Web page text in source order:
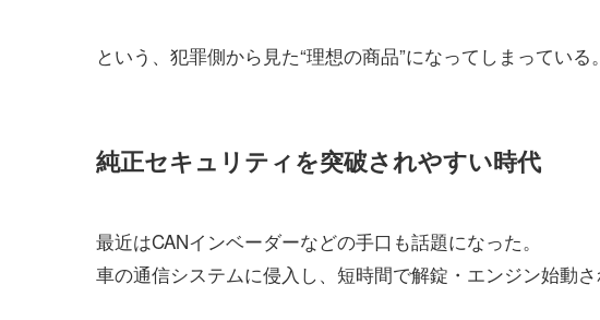
という、犯罪側から見た“理想の商品”になってしまっている。
純正セキュリティを突破されやすい時代
最近はCANインベーダーなどの手口も話題になった。
車の通信システムに侵入し、短時間で解錠・エンジン始動さ